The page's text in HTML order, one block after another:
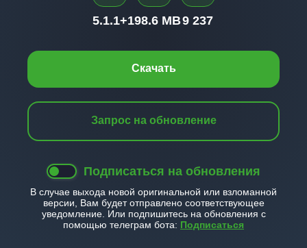
Скачать
Запрос на обновление
Подписаться на обновления
В случае выхода новой оригинальной или взломанной
версии, Вам будет отправлено соответствующее
уведомление. Или подпишитесь на обновления с
помощью телеграм бота: Подписаться
5.1.1+198.6 MB9 237